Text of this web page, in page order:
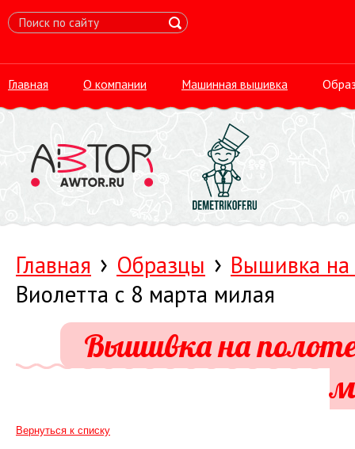
Главная О компании Машинная вышивка
Главная › Образцы › Вышивка на
Виолетта с 8 марта милая
Вышивка на
Вернуться к списку